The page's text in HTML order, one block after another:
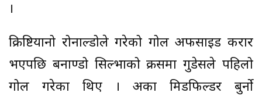
।
क्रिष्टियानो रोनाल्डोले गरेको गोल अफसाइड करार
भएपछि बनाण्डो सिल्भाको क्रसमा गुडेसले पहिलो
गोल गरेका थिए । अर्का मिडफिल्डर बुर्नो